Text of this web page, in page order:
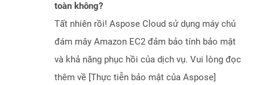
toàn không?
Tất nhiên rồi! Aspose Cloud sử dụng máy chủ
đám mây Amazon EC2 đảm bảo tính bảo mật
và khả năng phục hồi của dịch vụ. Vui lòng đọc
thêm về [Thực tiễn bảo mật của Aspose]